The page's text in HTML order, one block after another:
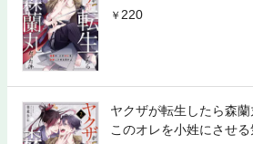
220
ヤクザが転生したら森蘭
このオレを小姓にさせ